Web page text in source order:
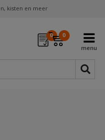
kisten en meer
0 0